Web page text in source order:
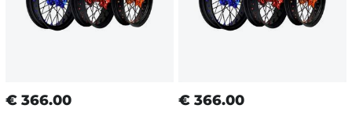
€ 366.00 € 366.00